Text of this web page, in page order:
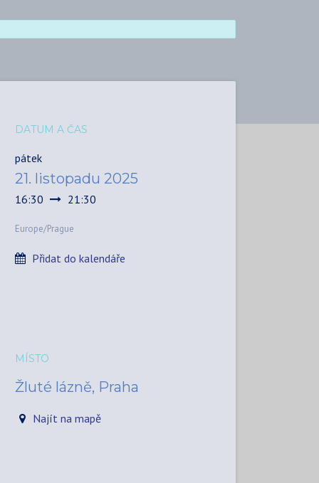
DATUM A ČAS
pátek
21. listopadu 2025
16:30 21:30
Europe/Prague
Přidat do kalendáře
MÍSTO
Žluté lázně, Praha
Najít na mapě